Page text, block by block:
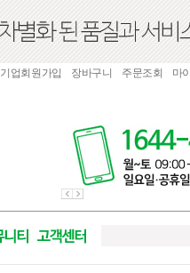
기업회원가입 장바구니 주문조회 마